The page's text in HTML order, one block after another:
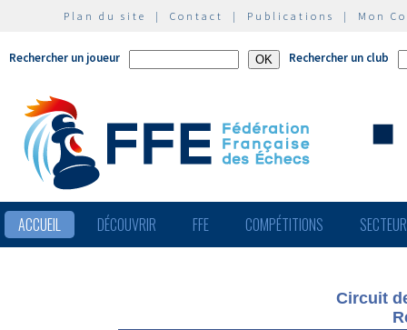
Plan du site | Contact | Publications | Mon
Rechercher un joueur Rechercher un club
ACCUEIL DÉCOUVRIR FFE COMPÉTITIONS
Circuit